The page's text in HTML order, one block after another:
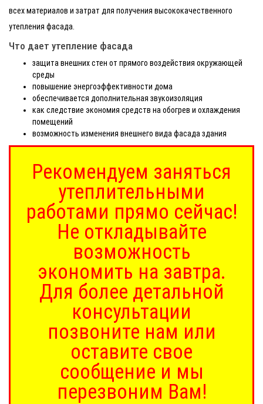
всех материалов и затрат для получения высококачественного
утепления фасада.
Что дает утепление фасада
защита внешних стен от прямого воздействия окружающей
среды
повышение энергоэффективности дома
обеспечивается дополнительная звукоизоляция
как следствие экономия средств на обогрев и охлаждения
помещений
возможность изменения внешнего вида фасада здания
Рекомендуем заняться
утеплительными
работами прямо сейчас!
Не откладывайте
возможность
экономить на завтра.
Для более детальной
консультации
позвоните нам или
оставите свое
сообщение и мы
перезвоним Вам!